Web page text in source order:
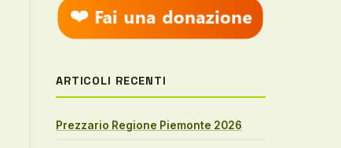
ARTICOLI RECENTI
Prezzario Regione Piemonte 2026